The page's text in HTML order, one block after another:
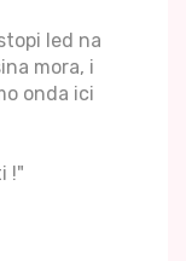
led na
mora, i
onda ici
!"